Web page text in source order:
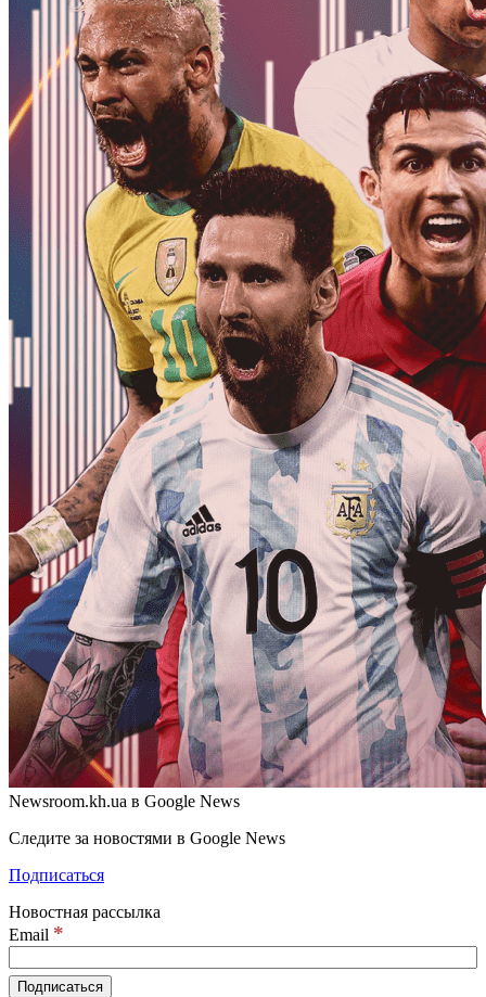
Newsroom.kh.ua в Google News
Следите за новостями в Google News
Подписаться
Новостная рассылка
Email *